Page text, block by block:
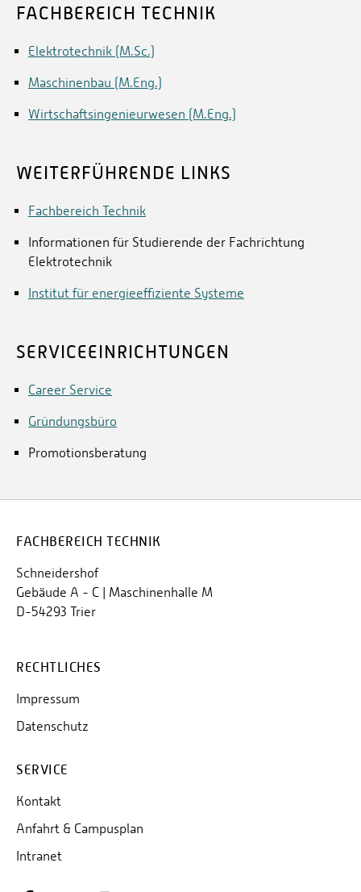
FACHBEREICH TECHNIK
Elektrotechnik (M.Sc.)
Maschinenbau (M.Eng.)
Wirtschaftsingenieurwesen (M.Eng.)
WEITERFÜHRENDE LINKS
Fachbereich Technik
Informationen für Studierende der Fachrichtung
Elektrotechnik
Institut für energieeffiziente Systeme
SERVICEEINRICHTUNGEN
Career Service
Gründungsbüro
Promotionsberatung
FACHBEREICH TECHNIK
Schneidershof
Gebäude A - C | Maschinenhalle M
D-54293 Trier
RECHTLICHES
Impressum
Datenschutz
SERVICE
Kontakt
Anfahrt & Campusplan
Intranet